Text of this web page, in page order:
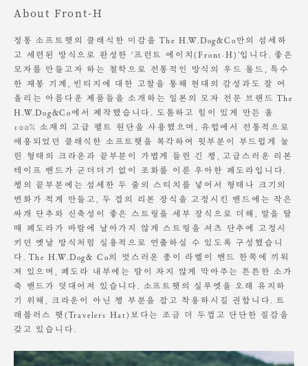
OS 10.5
물에 젖을 시 그늘에서 뉘여서 말리세요.
헤어 악세서리 제품의 컨디션을 오래 유지하기 위해서는
향수 및 비누, 화장품 등의 화학 물질이 닿지 않도록 주의해 주세요.
착용하지 않을 때에는 동봉된 케이스나 더스트백에 넣어 보관하는 것을
권해드립니다.
About Front-H
정통 소프트햇의 클래식한 미감을 The H.W.Dog&Co만의 섬세하
고 세련된 방식으로 완성한 ‘프런트 에이치(Front-H)’입니다. 좋은
모자를 만들고자 하는 철학으로 전통적인 방식의 우드 몰드, 특수
한 재봉 기계, 빈티지에 대한 고찰을 통해 현대의 감성과도 잘 어
울리는 아름다운 제품들을 소개하는 일본의 모자 전문 브랜드 The
H.W.Dog&Co에서 제작했습니다. 도톰하고 힘이 있게 만든 울
100% 소재의 고급 펠트 원단을 사용했으며, 유럽에서 전통적으로
애용되었던 클래식한 소프트햇을 복각하여 윗부분이 부드럽게 눌
린 형태의 크라운과 끝부분이 가볍게 들린 긴 챙, 고급스러운 리본
테이프 밴드가 군더더기 없이 조화를 이룬 우아한 페도라입니다.
챙의 끝부분에는 섬세한 두 줄의 스티치를 넣어서 형태나 크기의
변화가 적게 만들고, 두 겹의 리본 장식을 고정시킨 밴드에는 작은
싸개 단추와 신축성이 좋은 스트링을 세부 장식으로 더해, 말을 탈
때 페도라가 바람에 날아가지 않게 스트링을 셔츠 단추에 고정시
키던 옛날 방식처럼 실용적으로 연출하실 수 있도록 구성했습니
다. The H.W.Dog& Co의 멋스러운 종이 라벨이 밴드 한쪽에 끼워
져 있으며, 페도라 내부에는 땀이 차지 않게 막아주는 튼튼한 소가
죽 밴드가 덧대어져 있습니다. 소프트햇의 실루엣을 오래 유지하
기 위해, 크라운이 아닌 챙 부분을 잡고 착용하시길 권합니다. 트
래블러스 햇(Travelers Hat)보다는 조금 더 두껍고 단단한 질감을
갖고 있습니다.